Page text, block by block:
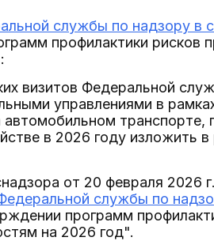
службы по надзору в
профилактики рисков
визитов Федеральной
управлениями в
автомобильном транспорте,
в 2026 году изложить в
от 20 февраля 2026
службы по
программ
на 2026 год".